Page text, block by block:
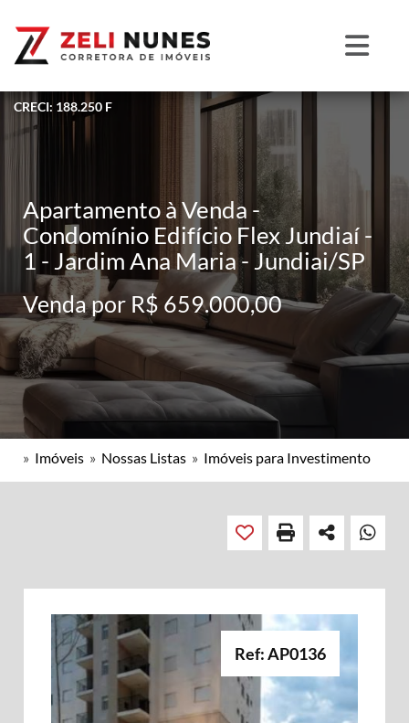
CRECI: 188.250 F
Apartamento à Venda -
Condomínio Edifício Flex Jundiaí -
1 - Jardim Ana Maria - Jundiai/SP
Venda por R$ 659.000,00
» Imóveis » Nossas Listas » Imóveis para Investimento
Ref: AP0136